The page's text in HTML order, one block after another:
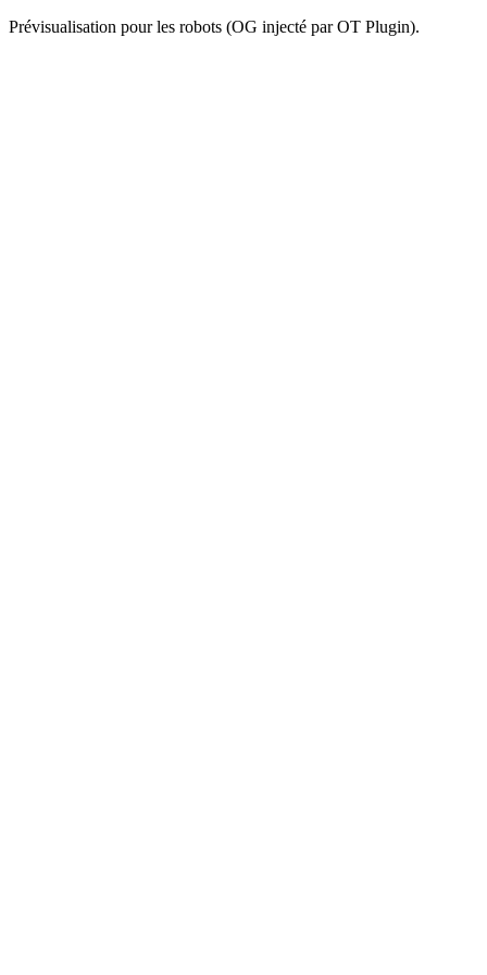
Prévisualisation pour les robots (OG injecté par OT Plugin).